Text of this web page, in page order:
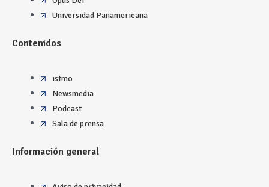
Universidad Panamericana
Contenidos
istmo
Newsmedia
Podcast
Sala de prensa
Información general